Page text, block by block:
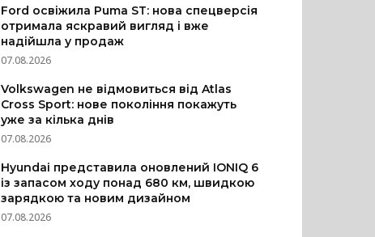
Ford освіжила Puma ST: нова спецверсія
отримала яскравий вигляд і вже
надійшла у продаж
07.08.2026
Volkswagen не відмовиться від Atlas
Cross Sport: нове покоління покажуть
уже за кілька днів
07.08.2026
Hyundai представила оновлений IONIQ 6
із запасом ходу понад 680 км, швидкою
зарядкою та новим дизайном
07.08.2026